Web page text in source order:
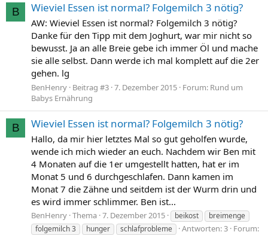
B Wieviel Essen ist normal? Folgemilch 3 nötig?
AW: Wieviel Essen ist normal? Folgemilch 3 nötig?
Danke für den Tipp mit dem Joghurt, war mir nicht so
bewusst. Ja an alle Breie gebe ich immer Öl und mache
sie alle selbst. Dann werde ich mal komplett auf die 2er
gehen. lg
BenHenry Beitrag #3 7. Dezember 2015 Forum: Rund um
Babys Ernährung
B Wieviel Essen ist normal? Folgemilch 3 nötig?
Hallo, da mir hier letztes Mal so gut geholfen wurde,
wende ich mich wieder an euch. Nachdem wir Ben mit
4 Monaten auf die 1er umgestellt hatten, hat er im
Monat 5 und 6 durchgeschlafen. Dann kamen im
Monat 7 die Zähne und seitdem ist der Wurm drin und
es wird immer schlimmer. Ben ist...
BenHenry Thema 7. Dezember 2015 beikost
breimenge
folgemilch 3
hunger schlafprobleme Antworten: 3 Forum: